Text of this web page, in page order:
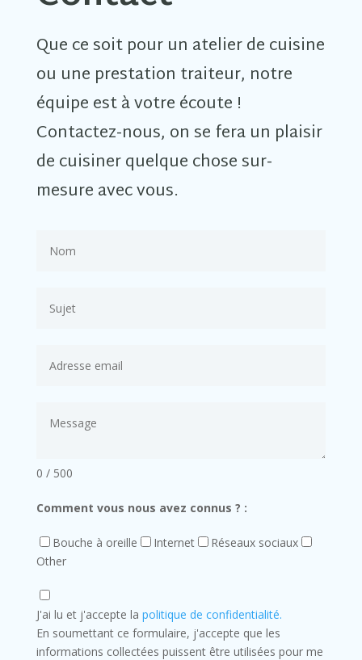
Que ce soit pour un atelier de cuisine
ou une prestation traiteur, notre
équipe est à votre écoute !
Contactez-nous, on se fera un plaisir
de cuisiner quelque chose sur-
mesure avec vous.
0 / 500
Comment vous nous avez connus ? :
Bouche à oreille Internet
Réseaux sociaux
Other
J'ai lu et j'accepte la politique de confidentialité.
En soumettant ce formulaire, j'accepte que les
informations collectées puissent être utilisées pour me